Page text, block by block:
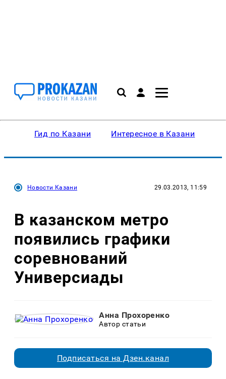
Гид по Казани Интересное в Казани
Новости Казани 29.03.2013, 11:59
В казанском метро
появились графики
соревнований
Универсиады
Анна Прохоренко
Автор статьи
Подписаться на Дзен.канал